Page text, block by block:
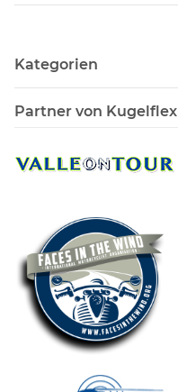
Kategorien
Partner von Kugelflex